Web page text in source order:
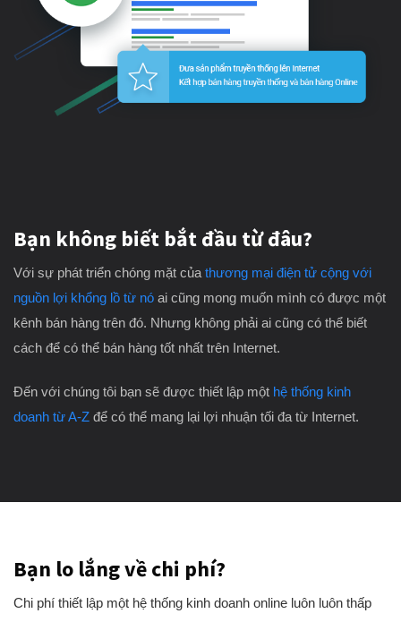
Bạn không biết bắt đầu từ đâu?
Với sự phát triển chóng mặt củathương mại điện tử cộng với
nguồn lợi khổng lồ từ nó ai cũng mong muốn mình có được một
kênh bán hàng trên đó. Nhưng không phải ai cũng có thể biết
cách để có thể bán hàng tốt nhất trên Internet.
Đến với chúng tôi bạn sẽ được thiết lập một hệ thống kinh
doanh từ A-Z để có thể mang lại lợi nhuận tối đa từ Internet.
Bạn lo lắng về chi phí?
Chi phí thiết lập một hệ thống kinh doanh online luôn luôn thấp